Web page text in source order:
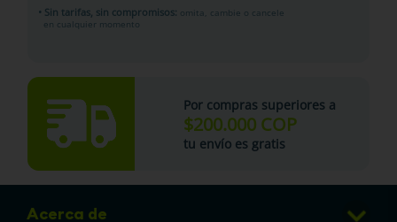
• Sin tarifas, sin compromisos: omita, cambie o cancele
en cualquier momento
Por compras superiores a
$200.000 COP
tu envío es gratis
Acerca de